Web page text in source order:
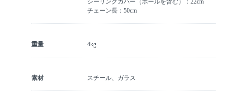
シーリングカバー（ポールを含む）：22cm
チェーン長：50cm
重量 4kg
素材 スチール、ガラス